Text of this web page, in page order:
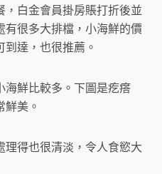
白金會員掛房賬打折後並
有很多大排檔，小海鮮的價
達，也很推薦。
海鮮比較多。下圖是疙瘩
美。
得也很清淡，令人食慾大